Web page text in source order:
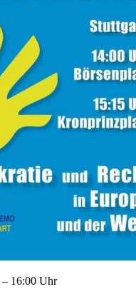
– 16:00 Uhr